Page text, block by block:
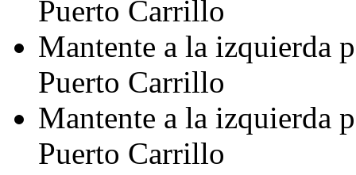
Puerto Carrillo
Mantente a la izquierda
Puerto Carrillo
Mantente a la izquierda
Puerto Carrillo